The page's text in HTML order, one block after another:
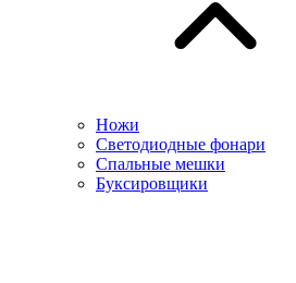
Ножи
Светодиодные фонари
Спальные мешки
Буксировщики